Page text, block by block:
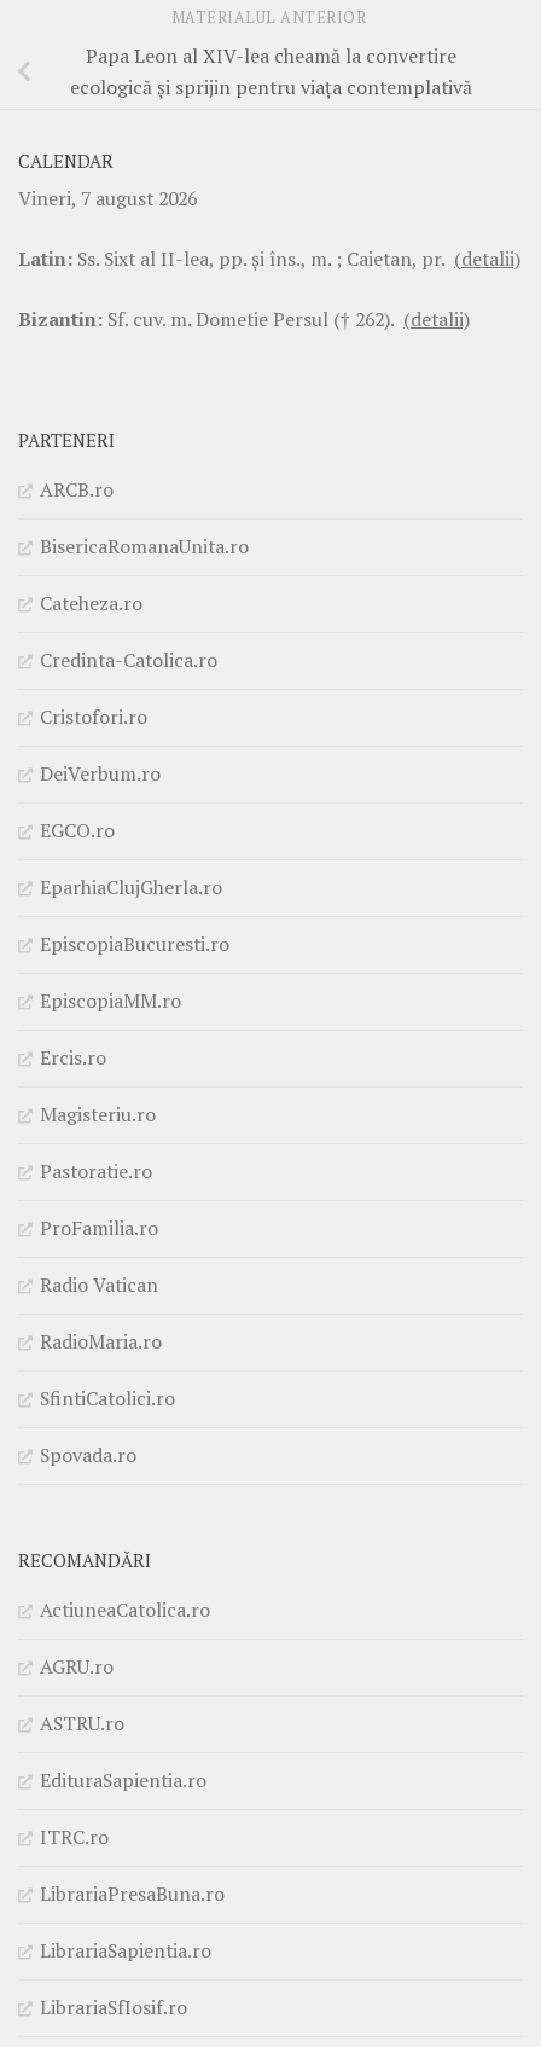
MATERIALUL ANTERIOR
Papa Leon al XIV-lea cheamă la convertire
ecologică și sprijin pentru viața contemplativă
CALENDAR
Vineri, 7 august 2026
Latin: Ss. Sixt al II-lea, pp. şi îns., m. ; Caietan, pr. (detalii)
Bizantin: Sf. cuv. m. Dometie Persul († 262). (detalii)
PARTENERI
ARCB.ro
BisericaRomanaUnita.ro
Cateheza.ro
Credinta-Catolica.ro
Cristofori.ro
DeiVerbum.ro
EGCO.ro
EparhiaClujGherla.ro
EpiscopiaBucuresti.ro
EpiscopiaMM.ro
Ercis.ro
Magisteriu.ro
Pastoratie.ro
ProFamilia.ro
Radio Vatican
RadioMaria.ro
SfintiCatolici.ro
Spovada.ro
RECOMANDĂRI
ActiuneaCatolica.ro
AGRU.ro
ASTRU.ro
EdituraSapientia.ro
ITRC.ro
LibrariaPresaBuna.ro
LibrariaSapientia.ro
LibrariaSfIosif.ro